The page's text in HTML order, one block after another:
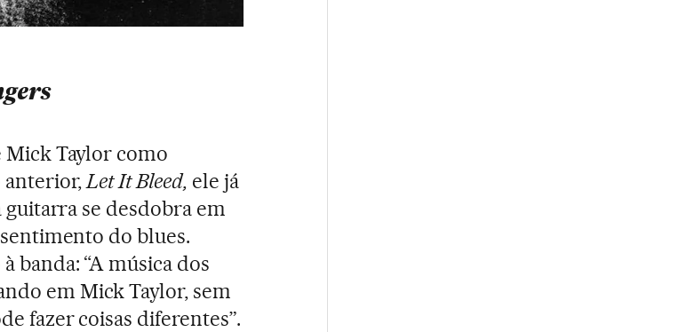
Taylor como
anterior,Let It Bleed, ele já
se desdobra em
do blues.
banda: “A música dos
em Mick Taylor, sem
fazer coisas diferentes”.